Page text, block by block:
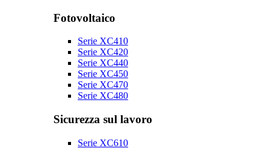
Fotovoltaico
Serie XC410
Serie XC420
Serie XC440
Serie XC450
Serie XC470
Serie XC480
Sicurezza sul lavoro
Serie XC610